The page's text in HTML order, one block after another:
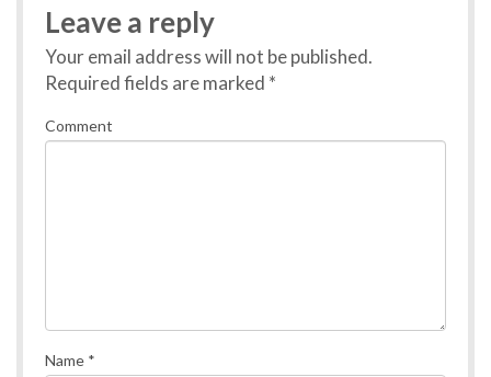
Leave a reply
Your email address will not be published.
Required fields are marked *
Comment
Name *